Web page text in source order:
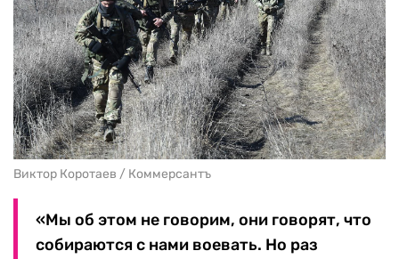
Виктор Коротаев / Коммерсантъ
«Мы об этом не говорим, они говорят, что
собираются с нами воевать. Но раз